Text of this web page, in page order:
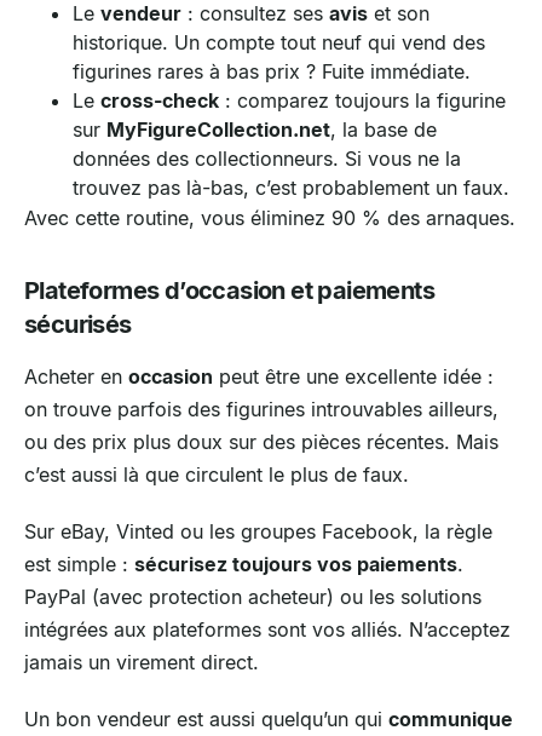
Le vendeur : consultez ses avis et son
historique. Un compte tout neuf qui vend des
figurines rares à bas prix ? Fuite immédiate.
Le cross-check : comparez toujours la figurine
sur MyFigureCollection.net, la base de
données des collectionneurs. Si vous ne la
trouvez pas là-bas, c’est probablement un faux.
Avec cette routine, vous éliminez 90 % des arnaques.
Plateformes d’occasion et paiements
sécurisés
Acheter en occasion peut être une excellente idée :
on trouve parfois des figurines introuvables ailleurs,
ou des prix plus doux sur des pièces récentes. Mais
c’est aussi là que circulent le plus de faux.
Sur eBay, Vinted ou les groupes Facebook, la règle
est simple : sécurisez toujours vos paiements.
PayPal (avec protection acheteur) ou les solutions
intégrées aux plateformes sont vos alliés. N’acceptez
jamais un virement direct.
Un bon vendeur est aussi quelqu’un qui communique